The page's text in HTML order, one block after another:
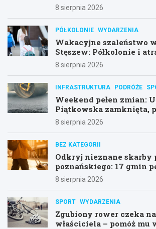
8 sierpnia 2026
PÓŁKOLONIE WYDARZENIA
Wakacyjne szaleństwo
Stęszew: Półkolonie i
dzieci!
8 sierpnia 2026
INFRASTRUKTURA PODRÓŻE
Weekend pełen zmian:
Piątkowska zamknięta,
objazdy!
8 sierpnia 2026
BEZ KATEGORII
Odkryj nieznane skarby
poznańskiego: 17 gmin
8 sierpnia 2026
SPORT WYDARZENIA
Zgubiony rower czeka
właściciela – pomóż mu